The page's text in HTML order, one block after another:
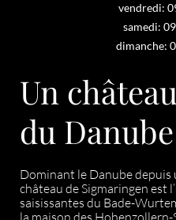
vendredi:
samedi:
dimanche:
Un
du Danube
Dominant le Danube depuis
château de Sigmaringen est
saisissantes du Bade-
la maison des